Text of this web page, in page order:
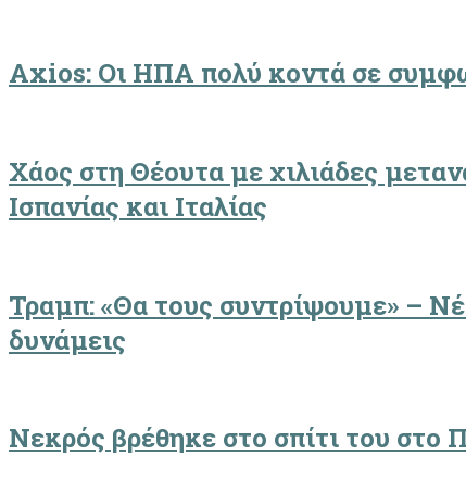
Axios: Οι ΗΠΑ πολύ κοντά σε
Χάος στη Θέουτα με χιλιάδες
Ισπανίας και Ιταλίας
Τραμπ: «Θα τους συντρίψουμε» –
δυνάμεις
Νεκρός βρέθηκε στο σπίτι του